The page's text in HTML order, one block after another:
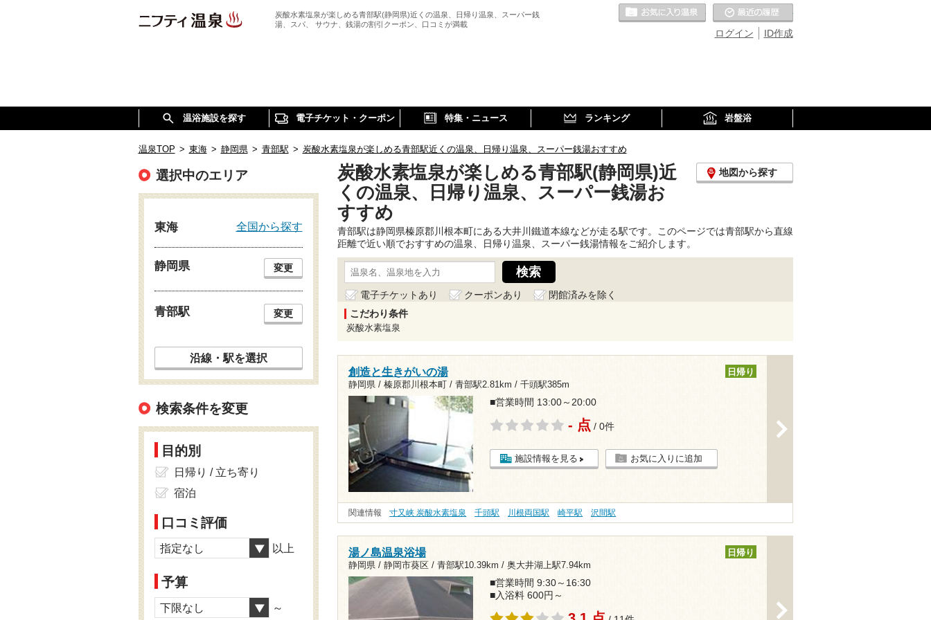
炭酸水素塩泉が楽しめる青部駅(静岡県)近くの温泉、日帰り温泉、スーパー銭
湯、スパ、 サウナ、銭湯の割引クーポン、口コミが満載
ID作成
ログイン
お気に入りの温泉
温浴施設を探す 電子チケット・クーポン 特集・ニュース ランキング 岩盤浴
温泉TOP > 東海 > 静岡県 > 青部駅 > 炭酸水素塩泉が楽しめる青部駅近くの温泉、日帰り温泉、スーパー銭湯おすすめ
炭酸水素塩泉が楽しめる青部駅(静岡県)近
くの温泉、日帰り温泉、スーパー銭湯お
すすめ
地図から探す
青部駅は静岡県榛原郡川根本町にある大井川鐵道本線などが走る駅です。このページでは青部駅から直線
距離で近い順でおすすめの温泉、日帰り温泉、スーパー銭湯情報をご紹介します。
電子チケットあり クーポンあり
閉館済みを除く
こだわり条件
炭酸水素塩泉
創造と生きがいの湯
静岡県 / 榛原郡川根本町 / 青部駅2.81km / 千頭駅385m
日帰り
■営業時間 13:00～20:00
- 点 / 0件
施設情報を見る お気に入りに追加
関連情報 寸又峡 炭酸水素塩泉 千頭駅 川根両国駅 崎平駅 沢間駅
湯ノ島温泉浴場
静岡県 / 静岡市葵区 / 青部駅10.39km / 奥大井湖上駅7.94km
日帰り
■営業時間 9:30～16:30
■入浴料 600円～
選択中のエリア
東海 全国から探す
静岡県 変更
青部駅 変更
沿線・駅を選択
検索条件を変更
目的別
日帰り / 立ち寄り
宿泊
口コミ評価
指定なし 以上
予算
下限なし ～